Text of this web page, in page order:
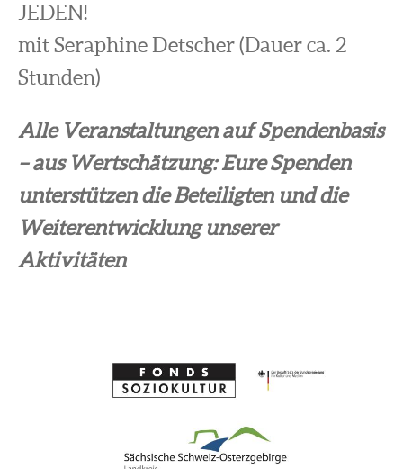
JEDEN!
mit Seraphine Detscher (Dauer ca. 2
Stunden)
Alle Veranstaltungen auf Spendenbasis
– aus Wertschätzung: Eure Spenden
unterstützen die Beteiligten und die
Weiterentwicklung unserer
Aktivitäten